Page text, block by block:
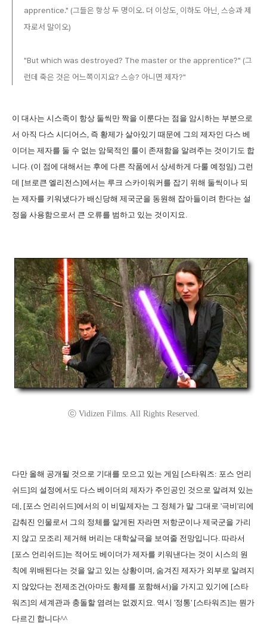
apprentice." (그들은 항상 두 명이오. 더 이상도, 이하도 아닌, 스승과 제
자로서 말이오)
"But which was destroyed? The master or the apprentice?" (그
런데 죽은 것은 어느쪽이지요? 스승? 아니면 제자?"
이 대사는 시스족이 항상 둘씩만 짝을 이룬다는 점을 암시하는 부분으로
서 아직 다스 시디어스, 즉 황제가 살아있기 때문에 그의 제자인 다스 베
이더는 제자를 둘 수 없는 암묵적인 룰이 존재함을 알려주는 것이기도 합
니다. (이 점에 대해서는 후에 다른 작품에서 상세하게 다룰 예정임) 그런
데 [브로큰 엘리전스]에서는 루크 스카이워커를 잡기 위해 둘씩이나 되
는 제자를 키워냈다가 배신당해 제국군을 동원해 잡아들이려 한다는 설
정을 사용함으로서 큰 오류를 범하고 있는 것이지요.
ⓒ Vidizen Films. All Rights Reserved.
다만 올해 공개될 것으로 기대를 모으고 있는 게임 [스타워즈: 포스 언리
쉬드]의 설정에서도 다스 베이더의 제자가 주인공인 것으로 알려져 있는
데, [포스 언리쉬드]에서의 이 비밀제자는 그 정체가 말 그대로 '극비'리에
감춰진 인물로서 그의 정체를 알게된 자라면 저항군이나 제국군을 가리
지 않고 모조리 제거해 버리는 대학살극을 보여줄 전망입니다. 따라서
[포스 언리쉬드]는 적어도 베이더가 제자를 키워낸다는 것이 시스의 원
칙에 위배된다는 것을 알고 있는 상황이며, 숨겨진 제자가 외부로 알려지
지 않았다는 전제조건(아마도 황제를 포함해서)을 가지고 있기에 [스타
워즈]의 세계관과 충돌할 염려는 없겠지요. 역시 '정통' [스타워즈]는 뭔가
다르긴 합니다^^